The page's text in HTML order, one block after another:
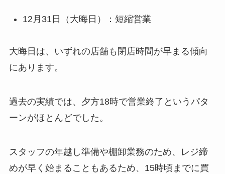
12月31日（大晦日）：短縮営業
大晦日は、いずれの店舗も閉店時間が早まる傾向
にあります。
過去の実績では、夕方18時で営業終了というパタ
ーンがほとんどでした。
スタッフの年越し準備や棚卸業務のため、レジ締
めが早く始まることもあるため、15時頃までに買